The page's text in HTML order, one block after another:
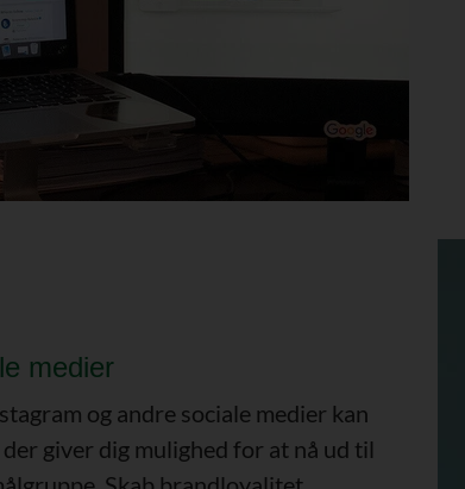
medier
og andre sociale medier kan
giver dig mulighed for at nå ud til